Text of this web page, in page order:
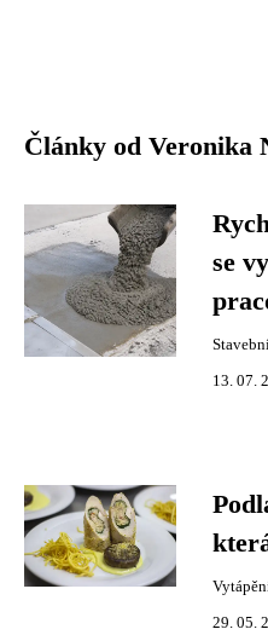
Články od Veronika
se
13. 07.
29. 05.